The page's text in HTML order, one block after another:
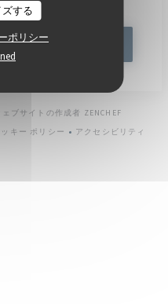
する
ポリシー
オファーを受け取る。
る
ブサイトの作成者 ZENCHEF
ッキー ポリシー
アクセシビリティ